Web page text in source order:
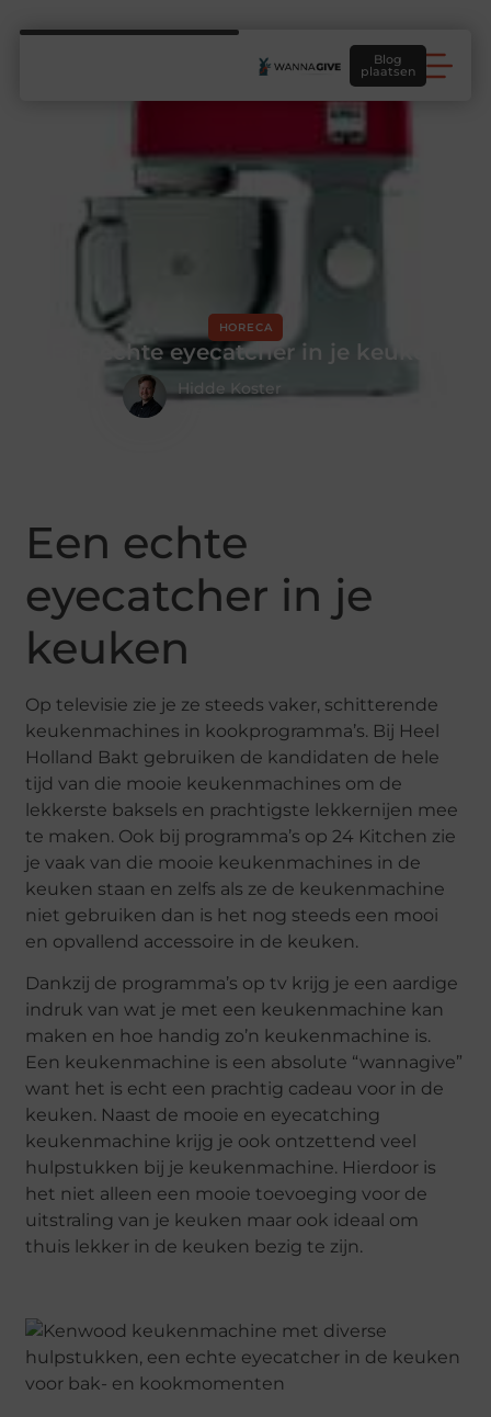
Blog
plaatsen
HORECA
Een echte eyecatcher in je keuken
Hidde Koster
Een echte
eyecatcher in je
keuken
Op televisie zie je ze steeds vaker, schitterende
keukenmachines in kookprogramma’s. Bij Heel
Holland Bakt gebruiken de kandidaten de hele
tijd van die mooie keukenmachines om de
lekkerste baksels en prachtigste lekkernijen mee
te maken. Ook bij programma’s op 24 Kitchen zie
je vaak van die mooie keukenmachines in de
keuken staan en zelfs als ze de keukenmachine
niet gebruiken dan is het nog steeds een mooi
en opvallend accessoire in de keuken.
Dankzij de programma’s op tv krijg je een aardige
indruk van wat je met een keukenmachine kan
maken en hoe handig zo’n keukenmachine is.
Een keukenmachine is een absolute “wannagive”
want het is echt een prachtig cadeau voor in de
keuken. Naast de mooie en eyecatching
keukenmachine krijg je ook ontzettend veel
hulpstukken bij je keukenmachine. Hierdoor is
het niet alleen een mooie toevoeging voor de
uitstraling van je keuken maar ook ideaal om
thuis lekker in de keuken bezig te zijn.